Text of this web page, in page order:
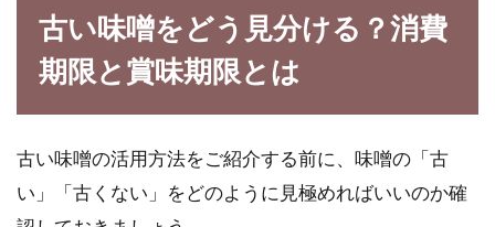
お米は、私達日本人にとって、非常に身近なも
のですよね。ほぼ毎日、口にするお米ですが、
どの...
味噌鍋のレシピで八丁味噌を利用し
てみたらこんなに便利
古い味噌をどう見分ける？消費
期限と賞味期限とは
古い味噌の活用方法をご紹介する前に、味噌の「古
い」「古くない」をどのように見極めればいいのか確